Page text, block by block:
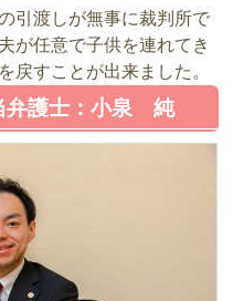
引渡しが無事に裁判所で
が任意で子供を連れてき
戻すことが出来ました。
弁護士：小泉 純